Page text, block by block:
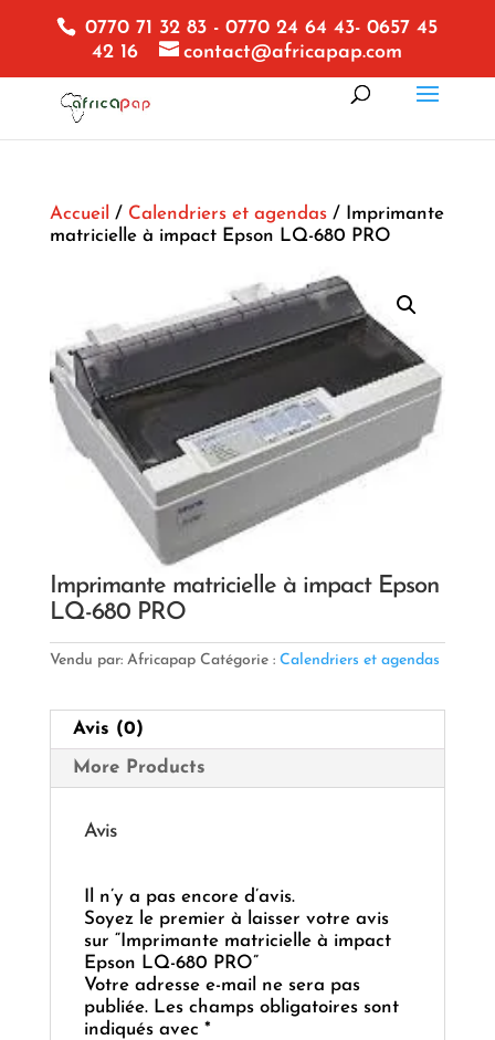
0770 71 32 83 - 0770 24 64 43- 0657 45
42 16
contact@africapap.com
Accueil / Calendriers et agendas/ Imprimante
matricielle à impact Epson LQ-680 PRO
Imprimante matricielle à impact Epson
LQ-680 PRO
Vendu par: Africapap Catégorie : Calendriers et agendas
Avis (0)
More Products
Avis
Il n’y a pas encore d’avis.
Soyez le premier à laisser votre avis
sur “Imprimante matricielle à impact
Epson LQ-680 PRO”
Votre adresse e-mail ne sera pas
publiée. Les champs obligatoires sont
indiqués avec *